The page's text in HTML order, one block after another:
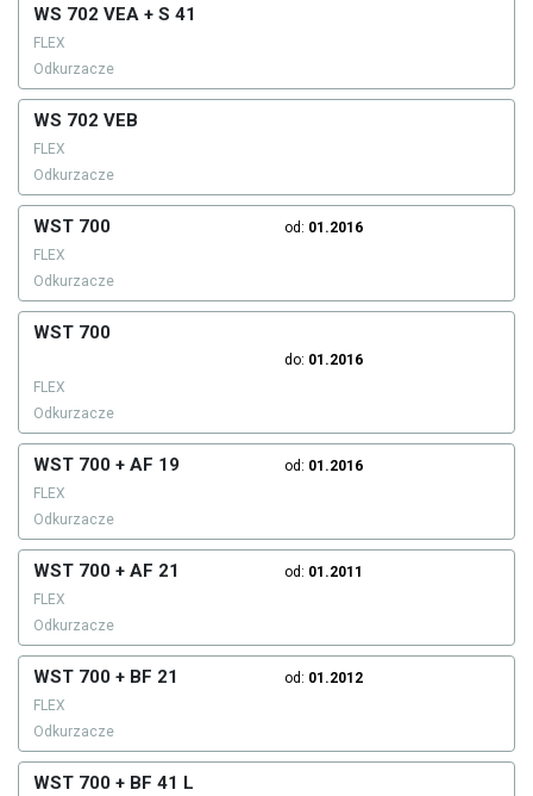
WS 702 VEA + S 41
FLEX
Odkurzacze
WS 702 VEB
FLEX
Odkurzacze
WST 700 od: 01.2016
FLEX
Odkurzacze
WST 700
do: 01.2016
FLEX
Odkurzacze
WST 700 + AF 19 od: 01.2016
FLEX
Odkurzacze
WST 700 + AF 21 od: 01.2011
FLEX
Odkurzacze
WST 700 + BF 21 od: 01.2012
FLEX
Odkurzacze
WST 700 + BF 41 L